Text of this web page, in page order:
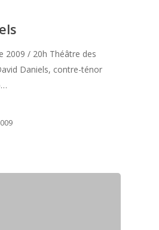
2009 / 20h Théâtre des
Daniels, contre-ténor